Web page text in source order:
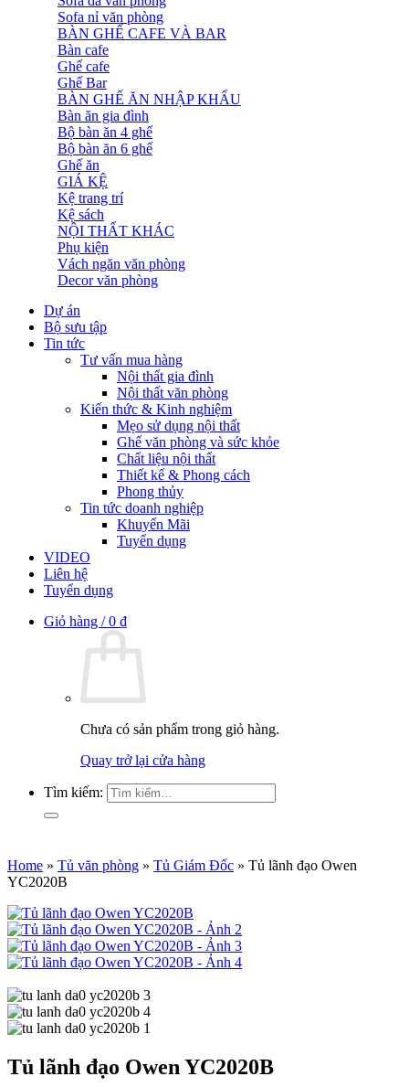
Sofa nỉ văn phòng
BÀN GHẾ CAFE VÀ BAR
Bàn cafe
Ghế cafe
Ghế Bar
BÀN GHẾ ĂN NHẬP KHẨU
Bàn ăn gia đình
Bộ bàn ăn 4 ghế
Bộ bàn ăn 6 ghế
Ghế ăn
GIÁ KỆ
Kệ trang trí
Kệ sách
NỘI THẤT KHÁC
Phụ kiện
Vách ngăn văn phòng
Decor văn phòng
Dự án
Bộ sưu tập
Tin tức
Tư vấn mua hàng
Nội thất gia đình
Nội thất văn phòng
Kiến thức & Kinh nghiệm
Mẹo sử dụng nội thất
Ghế văn phòng và sức khỏe
Chất liệu nội thất
Thiết kế & Phong cách
Phong thủy
Tin tức doanh nghiệp
Khuyến Mãi
Tuyển dụng
VIDEO
Liên hệ
Tuyển dụng
Giỏ hàng /0 ₫
Chưa có sản phẩm trong giỏ hàng.
Quay trở lại cửa hàng
Tìm kiếm:
Home » Tủ văn phòng » Tủ Giám Đốc » Tủ lãnh đạo Owen
YC2020B
Tủ lãnh đạo Owen YC2020B